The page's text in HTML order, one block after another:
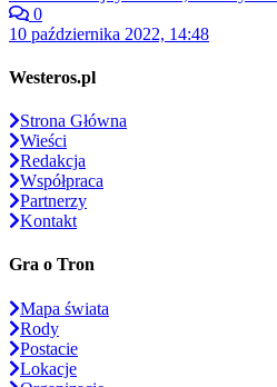
0
10 października 2022, 14:48
Westeros.pl
Strona Główna
Wieści
Redakcja
Współpraca
Partnerzy
Kontakt
Gra o Tron
Mapa świata
Rody
Postacie
Lokacje